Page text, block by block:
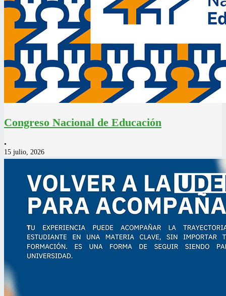
Congreso Nacional de Educación
•
15 julio, 2026